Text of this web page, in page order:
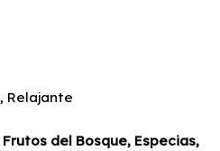
Relajante
del Bosque, Especias,